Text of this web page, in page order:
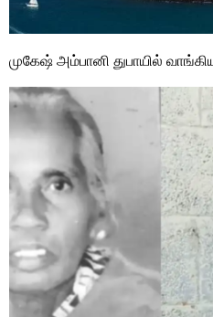
முகேஷ் அம்பானி துபாயில்